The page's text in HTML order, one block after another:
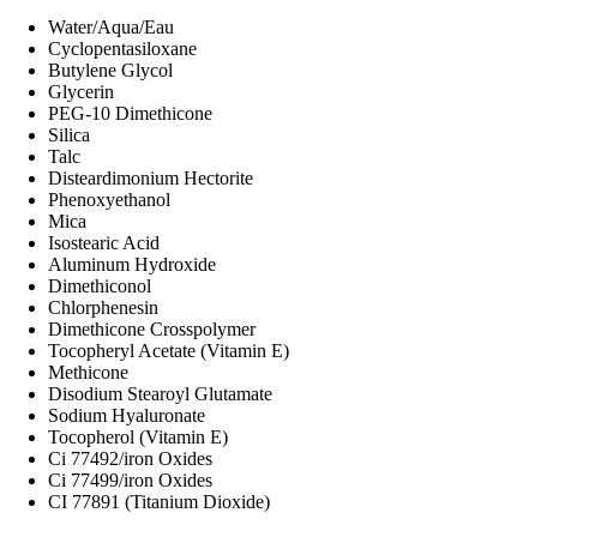
Water/Aqua/Eau
Cyclopentasiloxane
Butylene Glycol
Glycerin
PEG-10 Dimethicone
Silica
Talc
Disteardimonium Hectorite
Phenoxyethanol
Mica
Isostearic Acid
Aluminum Hydroxide
Dimethiconol
Chlorphenesin
Dimethicone Crosspolymer
Tocopheryl Acetate (Vitamin E)
Methicone
Disodium Stearoyl Glutamate
Sodium Hyaluronate
Tocopherol (Vitamin E)
Ci 77492/iron Oxides
Ci 77499/​iron Oxides
CI 77891 (Titanium Dioxide)